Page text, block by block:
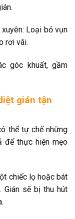
Loại bỏ vụn
rơi vãi.
góc khuất, gầm
gián tận
thể tự chế những
để thực hiện mẹo
chiếc lọ hoặc bát
sẽ bị thu hút